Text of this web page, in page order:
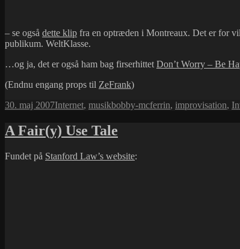
– se også dette klip fra en optræden i Montreaux. Det er for
publikum. WeltKlasse.
…og ja, det er også ham bag firserhittet Don’t Worry – Be
(Endnu engang props til ZeFrank)
Udgivet
30. maj 2007Kategorier
Internet, musikTags
bobby-mcferrin, improvisation,
A Fair(y) Use Tale
Fundet på Stanford Law’s website: